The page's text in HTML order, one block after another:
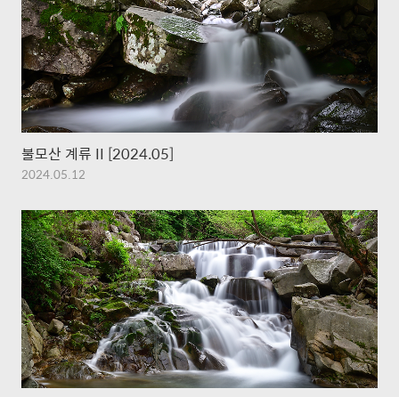
불모산 계류 II [2024.05]
2024.05.12